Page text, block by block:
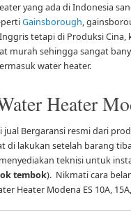
yang ada di Indonesia
Gainsborough,
tetapi di Produksi Cina,
murah sehingga sangat
water heater.
Heater
jual Bergaransi resmi dari
di lakukan setelah barang
teknisi untuk
tembok). Nikmati cara
Heater Modena ES 10A,